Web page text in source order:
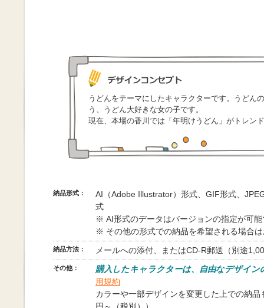
うどんをテーマにしたキャラクターです。うどん
う、うどん大好きな女の子です。
現在、本場の香川では「年明けうどん」がトレン
納品形式：
AI（Adobe Illustrator）形式、GIF形式、
式
※ AI形式のデータはバージョンの指定が可能
※ その他の形式での納品を希望される場合
納品方法： メールへの添付、またはCD-R郵送（別途
その他：
購入したキャラクターは、自由なデザイン
用規約
カラーや一部デザインを変更した上での納